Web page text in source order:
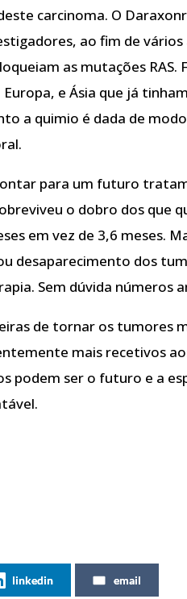
carcinoma. O
ao fim de vários
as mutações RAS.
e Ásia que já tinham
a quimio é dada de
para um futuro
o dobro dos que
em vez de 3,6 meses.
desaparecimento dos
Sem dúvida números
de tornar os tumores
mais recetivos
podem ser o futuro e a
linkedin email